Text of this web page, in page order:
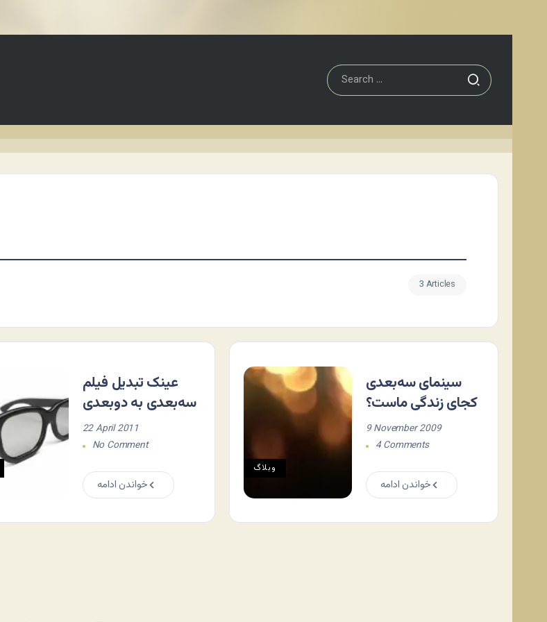
3 Articles
عینک تبدیل فیلم
سه‌بعدی به دوبعدی
22 April 2011
No Comment
خواندن ادامه
وبلاگ
سینمای سه‌بعدی
کجای زندگی ماست؟
9 November 2009
4 Comments
خواندن ادامه